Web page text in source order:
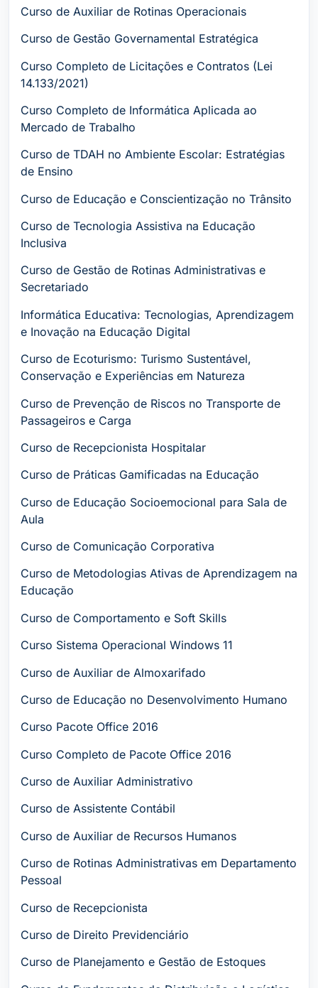
Curso de Auxiliar de Rotinas Operacionais
Curso de Gestão Governamental Estratégica
Curso Completo de Licitações e Contratos (Lei
14.133/2021)
Curso Completo de Informática Aplicada ao
Mercado de Trabalho
Curso de TDAH no Ambiente Escolar: Estratégias
de Ensino
Curso de Educação e Conscientização no Trânsito
Curso de Tecnologia Assistiva na Educação
Inclusiva
Curso de Gestão de Rotinas Administrativas e
Secretariado
Informática Educativa: Tecnologias, Aprendizagem
e Inovação na Educação Digital
Curso de Ecoturismo: Turismo Sustentável,
Conservação e Experiências em Natureza
Curso de Prevenção de Riscos no Transporte de
Passageiros e Carga
Curso de Recepcionista Hospitalar
Curso de Práticas Gamificadas na Educação
Curso de Educação Socioemocional para Sala de
Aula
Curso de Comunicação Corporativa
Curso de Metodologias Ativas de Aprendizagem na
Educação
Curso de Comportamento e Soft Skills
Curso Sistema Operacional Windows 11
Curso de Auxiliar de Almoxarifado
Curso de Educação no Desenvolvimento Humano
Curso Pacote Office 2016
Curso Completo de Pacote Office 2016
Curso de Auxiliar Administrativo
Curso de Assistente Contábil
Curso de Auxiliar de Recursos Humanos
Curso de Rotinas Administrativas em Departamento
Pessoal
Curso de Recepcionista
Curso de Direito Previdenciário
Curso de Planejamento e Gestão de Estoques